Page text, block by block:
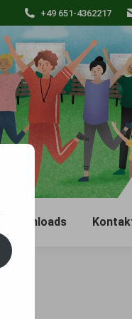
+49 651-4362217
Downloads